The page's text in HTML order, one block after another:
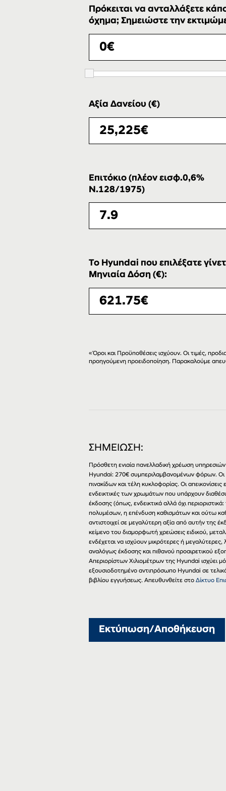
Πρόκειται να ανταλλάξετε
όχημα; Σημειώστε την
Αξία Δανείου (€)
Επιτόκιο (πλέον εισφ.0,6%
Ν.128/1975)
Το Hyundai που επιλέξατε
Μηνιαία Δόση (€):
«Όροι και Προϋποθέσεις ισχύουν. Οι τιμές,
προηγούμενη προειδοποίηση. Παρακαλούμε
ΣΗΜΕΙΩΣΗ:
Πρόσθετη ενιαία πανελλαδική χρέωση
Hyundai: 270€ συμπεριλαμβανομένων φόρων.
πινακίδων και τέλη κυκλοφορίας. Οι
ενδεικτικές των χρωμάτων που υπάρχουν
έκδοσης (όπως, ενδεικτικά αλλά όχι
πολυμέσων, η επένδυση καθισμάτων και ούτω
αντιστοιχεί σε μεγαλύτερη αξία από αυτήν της
κείμενο του διαμορφωτή χρεώσεις ειδικού,
ενδέχεται να ισχύουν μικρότερες ή
αναλόγως έκδοσης και πιθανού προαιρετικού
Απεριορίστων Χιλιομέτρων της Hyundai ισχύει
εξουσιοδοτημένο αντιπρόσωπο Hyundai σε
βιβλίου εγγυήσεως. Απευθυνθείτε στοΔίκτυο
Εκτύπωση/Αποθήκευση